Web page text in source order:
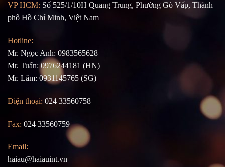
VP HCM: Số 525/1/10H Quang Trung, Phường Gò Vấp, Thành
phố Hồ Chí Minh, Việt Nam
Hotline:
Mr. Ngọc Anh: 0983565628
Mr. Tuấn: 0976244181 (HN)
Mr. Lâm: 0931145765 (SG)
Điện thoại: 024 33560758
Fax: 024 33560759
Email:
haiau@haiauint.vn